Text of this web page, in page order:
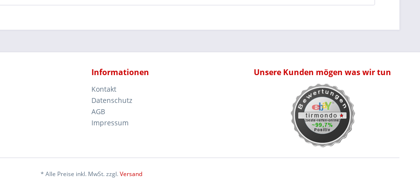
Informationen
Kontakt
Datenschutz
AGB
Impressum
Unsere Kunden mögen was wir tun
* Alle Preise inkl. MwSt. zzgl.Versand